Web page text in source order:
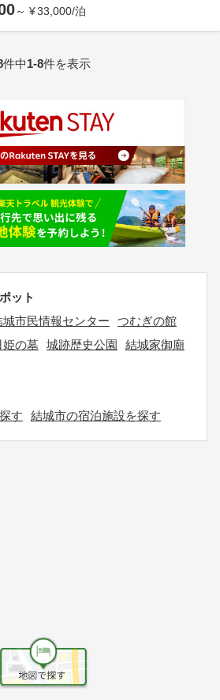
～ ¥33,000/泊
件中1-8件を表示
ット
城市民情報センター
つむぎの館
姫の墓 城跡歴史公園
結城家御廟
す
結城市の宿泊施設を探す